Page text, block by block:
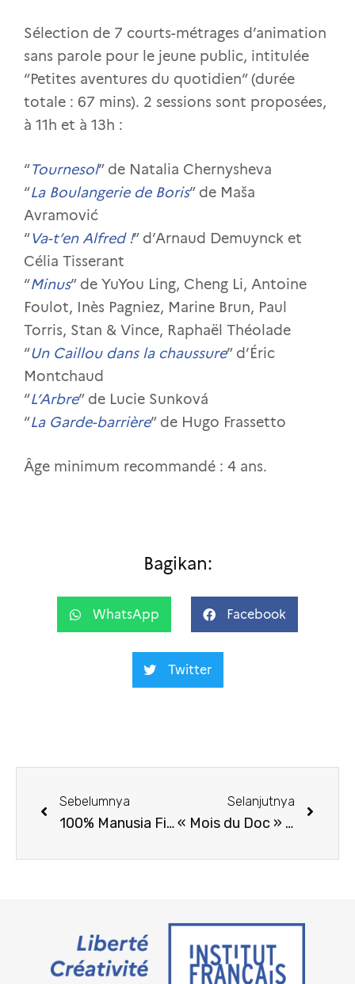
Sélection de 7 courts-métrages d’animation
sans parole pour le jeune public, intitulée
“Petites aventures du quotidien” (durée
totale : 67 mins). 2 sessions sont proposées,
à 11h et à 13h :
“Tournesol” de Natalia Chernysheva
“La Boulangerie de Boris” de Maša
Avramović
“Va-t’en Alfred !” d’Arnaud Demuynck et
Célia Tisserant
“Minus” de YuYou Ling, Cheng Li, Antoine
Foulot, Inès Pagniez, Marine Brun, Paul
Torris, Stan & Vince, Raphaël Théolade
“Un Caillou dans la chaussure” d’Éric
Montchaud
“L’Arbre” de Lucie Sunková
“La Garde-barrière” de Hugo Frassetto
Âge minimum recommandé : 4 ans.
Bagikan:
WhatsApp Facebook
Twitter
Sebelumnya
100% Manusia Film Festival
Selanjutnya
« Mois du Doc » 2024 à Yogyakarta